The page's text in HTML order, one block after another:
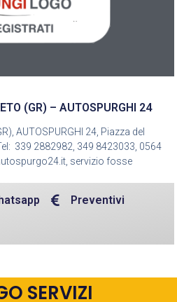
(GR) – AUTOSPURGHI 24
AUTOSPURGHI 24, Piazza del
339 2882982, 349 8423033, 0564
servizio fosse
Preventivi
SERVIZI